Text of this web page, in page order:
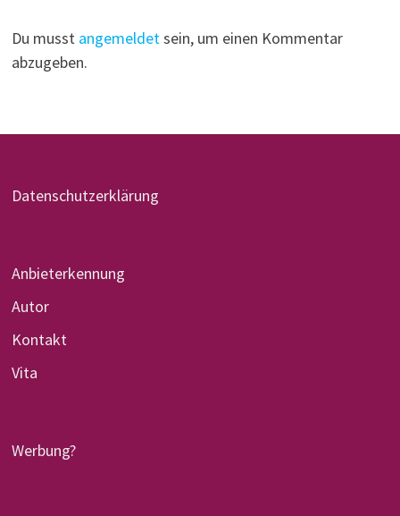
Du musst angemeldetsein, um einen Kommentar
abzugeben.
Datenschutzerklärung
Anbieterkennung
Autor
Kontakt
Vita
Werbung?